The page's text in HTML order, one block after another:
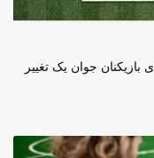
چرا 4×4 نروژی برای بازیکنان جوان یک تغییر